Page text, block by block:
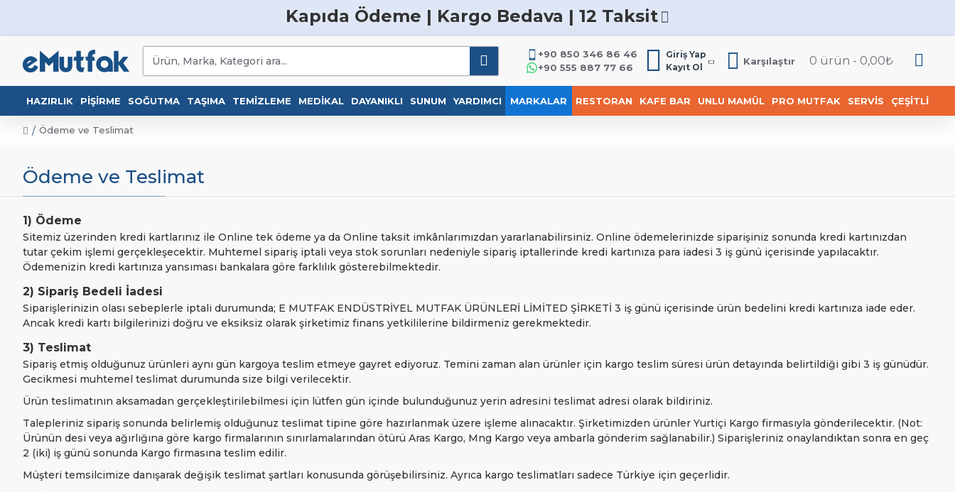
Kapıda Ödeme | Kargo Bedava | 12 Taksit
+90 850 346 86 46
+90 555 887 77 66
Giriş Yap
Kayıt Ol
Karşılaştır 0 ürün - 0,00₺
HAZIRLIK PIŞIRME SOĞUTMA TAŞIMA TEMIZLEME MEDIKAL DAYANIKLI SUNUM YARDIMCI MARKALAR RESTORAN KAFE BAR UNLU MAMÜL PRO MUTFAK SERVIS ÇEŞITLI
Ödeme ve Teslimat
Ödeme ve Teslimat
1) Ödeme
Sitemiz üzerinden kredi kartlarınız ile Online tek ödeme ya da Online taksit imkânlarımızdan yararlanabilirsiniz. Online ödemelerinizde siparişiniz sonunda kredi kartınızdan
tutar çekim işlemi gerçekleşecektir. Muhtemel sipariş iptali veya stok sorunları nedeniyle sipariş iptallerinde kredi kartınıza para iadesi 3 iş günü içerisinde yapılacaktır.
Ödemenizin kredi kartınıza yansıması bankalara göre farklılık gösterebilmektedir.
2) Sipariş Bedeli İadesi
Siparişlerinizin olası sebeplerle iptali durumunda; E MUTFAK ENDÜSTRİYEL MUTFAK ÜRÜNLERİ LİMİTED ŞİRKETİ 3 iş günü içerisinde ürün bedelini kredi kartınıza iade eder.
Ancak kredi kartı bilgilerinizi doğru ve eksiksiz olarak şirketimiz finans yetkililerine bildirmeniz gerekmektedir.
3) Teslimat
Sipariş etmiş olduğunuz ürünleri aynı gün kargoya teslim etmeye gayret ediyoruz. Temini zaman alan ürünler için kargo teslim süresi ürün detayında belirtildiği gibi 3 iş günüdür.
Gecikmesi muhtemel teslimat durumunda size bilgi verilecektir.
Ürün teslimatının aksamadan gerçekleştirilebilmesi için lütfen gün içinde bulunduğunuz yerin adresini teslimat adresi olarak bildiriniz.
Talepleriniz sipariş sonunda belirlemiş olduğunuz teslimat tipine göre hazırlanmak üzere işleme alınacaktır. Şirketimizden ürünler Yurtiçi Kargo firmasıyla gönderilecektir. (Not:
Ürünün desi veya ağırlığına göre kargo firmalarının sınırlamalarından ötürü Aras Kargo, Mng Kargo veya ambarla gönderim sağlanabilir.) Siparişleriniz onaylandıktan sonra en geç
2 (iki) iş günü sonunda Kargo firmasına teslim edilir.
Müşteri temsilcimize danışarak değişik teslimat şartları konusunda görüşebilirsiniz. Ayrıca kargo teslimatları sadece Türkiye için geçerlidir.